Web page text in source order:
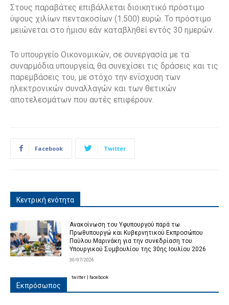
Στους παραβάτες επιβάλλεται διοικητικό πρόστιμο
ύψους χιλίων πεντακοσίων (1.500) ευρώ. Το πρόστιμο
μειώνεται στο ήμισυ εάν καταβληθεί εντός 30 ημερών.
Το υπουργείο Οικονομικών, σε συνεργασία με τα
συναρμόδια υπουργεία, θα συνεχίσει τις δράσεις και τις
παρεμβάσεις του, με στόχο την ενίσχυση των
ηλεκτρονικών συναλλαγών και των θετικών
αποτελεσμάτων που αυτές επιφέρουν.
Facebook Twitter
Κεντρική ενότητα
Ανακοίνωση του Υφυπουργού παρά τω
Πρωθυπουργώ και Κυβερνητικού Εκπροσώπου
Παύλου Μαρινάκη για την συνεδρίαση του
Υπουργικού Συμβουλίου της 30ης Ιουλίου 2026
30/07/2026
Εκπρόσωπος
twitter facebook